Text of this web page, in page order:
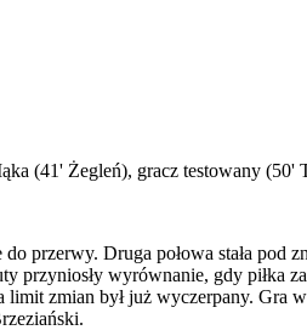
(41' Żegleń), gracz testowany (50'
przerwy. Druga połowa stała pod
przyniosły wyrównanie, gdy piłka
zmian był już wyczerpany. Gra